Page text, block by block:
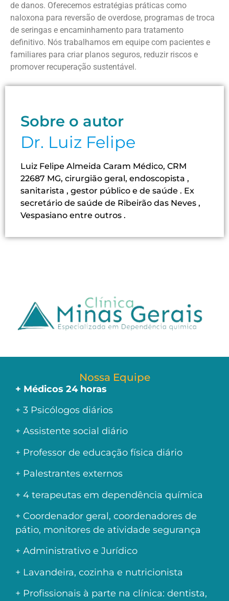
de danos. Oferecemos estratégias práticas como
naloxona para reversão de overdose, programas de troca
de seringas e encaminhamento para tratamento
definitivo. Nós trabalhamos em equipe com pacientes e
familiares para criar planos seguros, reduzir riscos e
promover recuperação sustentável.
Sobre o autor
Dr. Luiz Felipe
Luiz Felipe Almeida Caram Médico, CRM
22687 MG, cirurgião geral, endoscopista ,
sanitarista , gestor público e de saúde . Ex
secretário de saúde de Ribeirão das Neves ,
Vespasiano entre outros .
Nossa Equipe
+ Médicos 24 horas
+ 3 Psicólogos diários
+ Assistente social diário
+ Professor de educação física diário
+ Palestrantes externos
+ 4 terapeutas em dependência química
+ Coordenador geral, coordenadores de
pátio, monitores de atividade segurança
+ Administrativo e Jurídico
+ Lavandeira, cozinha e nutricionista
+ Profissionais à parte na clínica: dentista,